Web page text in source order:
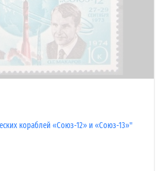
кораблей «Союз-12» и «Союз-13»"